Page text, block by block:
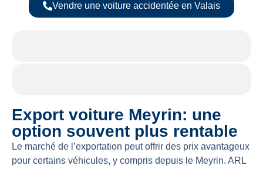
Vendre une voiture accidentée en Valais
Export voiture Meyrin: une
option souvent plus rentable
Le marché de l’exportation peut offrir des prix avantageux
pour certains véhicules, y compris depuis le Meyrin. ARL